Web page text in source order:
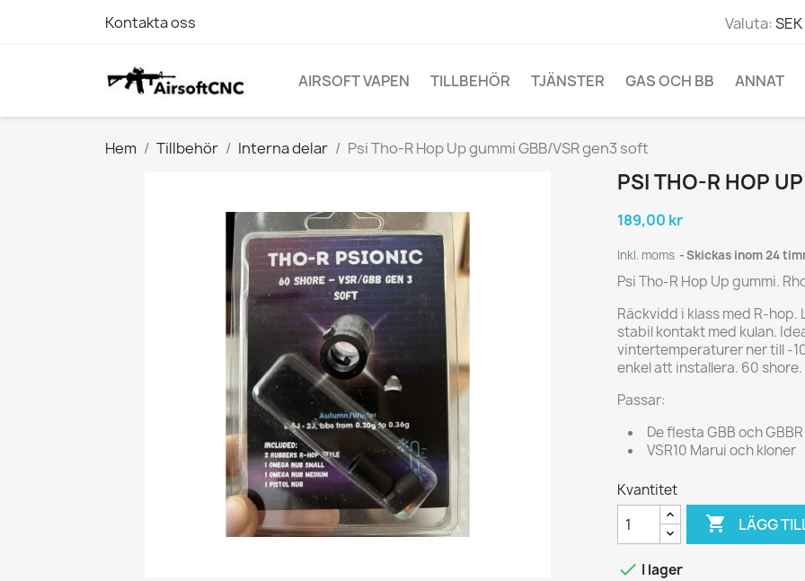
Kontakta oss Valuta:
AIRSOFT VAPEN TILLBEHÖR TJÄNSTER GAS OCH BB ANNAT
Hem Tillbehör Interna delar Psi Tho-R Hop Up gummi GBB/VSR gen3 soft
PSI THO-R HOP
189,00 kr
Inkl. moms Skickas inom 24
Psi Tho-R Hop Up gummi.
Räckvidd i klass med R-
stabil kontakt med kulan.
vintertemperaturer ner till -
enkel att installera. 60 shore.
Passar:
De flesta GBB och GBBR
VSR10 Marui och kloner
Kvantitet
 LÄGG
 I lager